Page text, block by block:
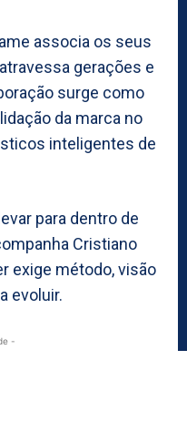
associa os seus
gerações e
surge como
da marca no
inteligentes de
para dentro de
Cristiano
exige método, visão
evoluir.
-